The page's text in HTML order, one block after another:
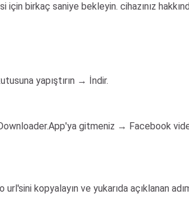
birkaç saniye bekleyin. cihazınız
yapıştırın → İndir.
gitmeniz → Facebook
kopyalayın ve yukarıda açıklanan